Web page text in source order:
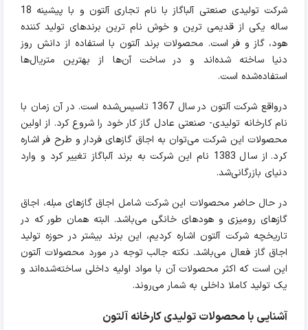
شرکت تولیدی صنعتی آلباگاز با نام تجاری آلتون و با پیشینه 18
ساله یکی از قدیمی ترین و خوش نام ترین برندهای تولید کننده
هود، گاز و فر است. محصولات برند آلتون با استفاده از دانش روز
دنیا ساخته شده‌اند و در ساخت آن‌ها از بهترین متریال‌ها
استفاده‌شده است.
درواقع شرکت آلتون در سال 1367 تاسیس‌شده است. در آن زمان با
نام کارخانه تولیدی- صنعتی عادل گاز کار خود را شروع کرد. از اولین
محصولات این شرکت می‌توان به اجاق گازهای فردار و طرح فر اشاره
کرد. از سال 1383 نام این شرکت به برند آلباگاز تغییر کرد و وارد
دنیای بازرگانی‌شد.
در حال حاضر محصولات این شرکت شامل اجاق گازهای مبله، اجاق
گازهای رومیزی و هودهای خانگی می‌باشد. البته همان طور که در
تاریخچه شرکت آلتون اشاره کردیم، این برند بیشتر در حوزه تولید
اجاق گاز فعال می‌باشد. نکته جالب توجه در مورد محصولات آلتون
این است که اکثر محصولات آن با مواد اولیه داخلی ساخته‌شده‌اند و
یک تولید کاملا داخلی به شمار می‌روند.
آشنایی با محصولات تولیدی کارخانه آلتون